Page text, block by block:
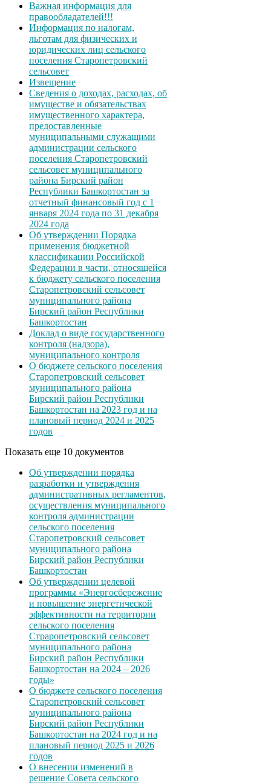
Важная информация для
правообладателей!!!
Информация по налогам,
льготам для физических и
юридических лиц сельского
поселения Старопетровский
сельсовет
Извещение
Сведения о доходах, расходах, об
имуществе и обязательствах
имущественного характера,
предоставленные
муниципальными служащими
администрации сельского
поселения Старопетровский
сельсовет муниципального
района Бирский район
Республики Башкортостан за
отчетный финансовый год с 1
января 2024 года по 31 декабря
2024 года
Об утверждении Порядка
применения бюджетной
классификации Российской
Федерации в части, относящейся
к бюджету сельского поселения
Старопетровский сельсовет
муниципального района
Бирский район Республики
Башкортостан
Доклад о виде государственного
контроля (надзора),
муниципального контроля
О бюджете сельского поселения
Старопетровский сельсовет
муниципального района
Бирский район Республики
Башкортостан на 2023 год и на
плановый период 2024 и 2025
годов
Показать еще 10 документов
Об утверждении порядка
разработки и утверждения
административных регламентов,
осуществления муниципального
контроля администрации
сельского поселения
Старопетровский сельсовет
муниципального района
Бирский район Республики
Башкортостан
Об утверждении целевой
программы «Энергосбережение
и повышение энергетической
эффективности на территории
сельского поселения
Страропетровский сельсовет
муниципального района
Бирский район Республики
Башкортостан на 2024 – 2026
годы»
О бюджете сельского поселения
Старопетровский сельсовет
муниципального района
Бирский район Республики
Башкортостан на 2024 год и на
плановый период 2025 и 2026
годов
О внесении изменений в
решение Совета сельского